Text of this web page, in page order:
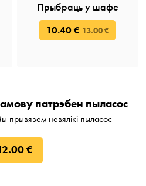
Прыбраць у шафе
10.40 € 13.00 €
патрэбен пыласос
прывязем невялікі пыласос
€